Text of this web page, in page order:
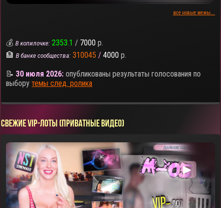
все новые мемы...
💰В копилочке: 2353.1 / 7000 р.
🏦В банке сообщества: 310045 / 4000 р.
📝30 июля 2026: опубликованы результаты голосования по
выборутемы след. ролика
СВЕЖИЕ VIP-ЛОТЫ (ПРИВАТНЫЕ ВИДЕО)
▶